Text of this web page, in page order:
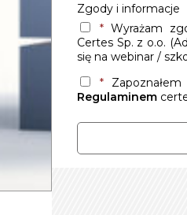
Zgody i informacje
* Wyrażam
Certes Sp. z o.o.
się na webinar /
*
Regulaminem